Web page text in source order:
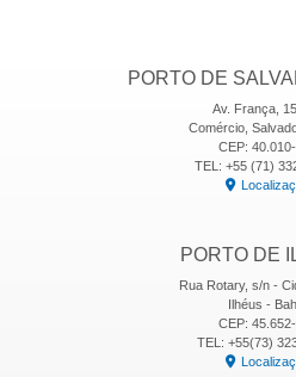
PORTO DE
Av. França,
Comércio,
CEP:
TEL: +55 (71)
PORTO DE
Rua Rotary, s/n -
Ilhéus -
CEP:
TEL: +55(73)